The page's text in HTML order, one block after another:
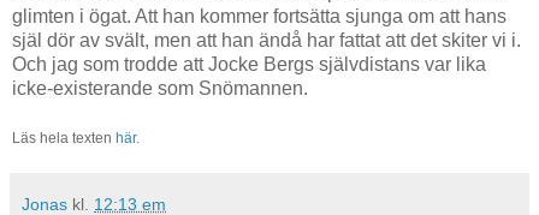
glimten i ögat. Att han kommer fortsätta sjunga om att hans
själ dör av svält, men att han ändå har fattat att det skiter vi i.
Och jag som trodde att Jocke Bergs självdistans var lika
icke-existerande som Snömannen.
Läs hela texten här.
Jonas kl. 12:13 em